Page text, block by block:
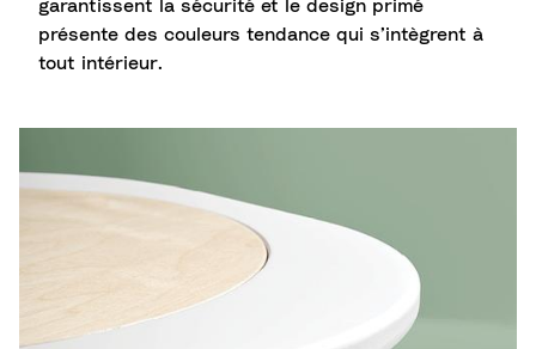
garantissent la sécurité et le design primé
présente des couleurs tendance qui s’intègrent à
tout intérieur.